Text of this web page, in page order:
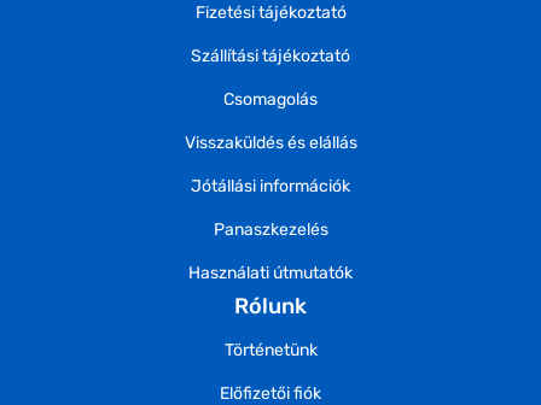
Fizetési tájékoztató
Szállítási tájékoztató
Csomagolás
Visszaküldés és elállás
Jótállási információk
Panaszkezelés
Használati útmutatók
Rólunk
Történetünk
Előfizetői fiók